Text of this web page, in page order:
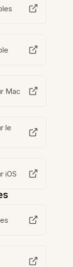
Mac
le
iOS